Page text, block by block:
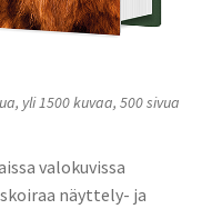
yli 1500 kuvaa, 500 sivua
valokuvissa
näyttely- ja